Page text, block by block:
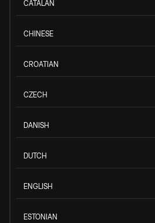
CATALAN
CHINESE
CROATIAN
CZECH
DANISH
DUTCH
ENGLISH
ESTONIAN